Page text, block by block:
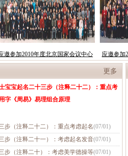
更多
宝宝起名二十三步（注释二十二）：重点考
字《周易》易理组合原理
步（注释二十二）：重点考虑起名(07/01)
步（注释二十一）：考虑起名发音(07/01)
步（注释二十）：考虑美学德操等(07/01)